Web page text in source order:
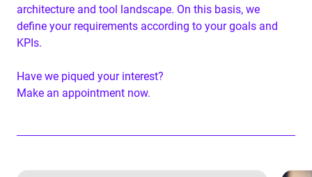
architecture and tool landscape. On this basis, we
define your requirements according to your goals and
KPIs.
Have we piqued your interest?
Make an appointment now.